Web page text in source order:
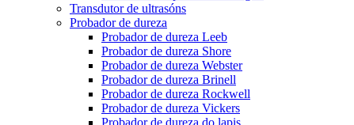
Transdutor de ultrasóns
Probador de dureza
Probador de dureza Leeb
Probador de dureza Shore
Probador de dureza Webster
Probador de dureza Brinell
Probador de dureza Rockwell
Probador de dureza Vickers
Probador de dureza do lapis